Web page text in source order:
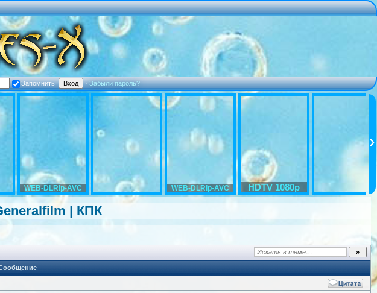
Запомнить ·Забыли пароль?
WEB-DLRip-AVC WEB-DLRip-AVC HDTV 1080p
| КПК